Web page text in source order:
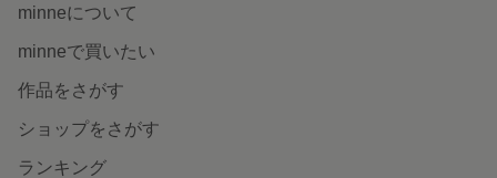
minneについて
minneで買いたい
作品をさがす
ショップをさがす
ランキング